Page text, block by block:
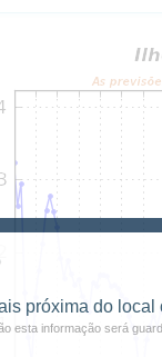
próxima do local
esta informação será